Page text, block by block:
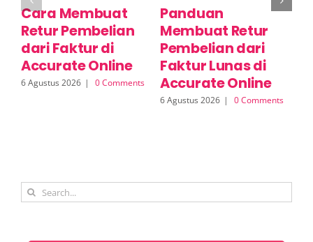
Cara Membuat
Retur Pembelian
dari Faktur di
Accurate Online
6 Agustus 2026 | 0 Comments
Panduan
Membuat Retur
Pembelian dari
Faktur Lunas di
Accurate Online
6 Agustus 2026 | 0 Comments
Search